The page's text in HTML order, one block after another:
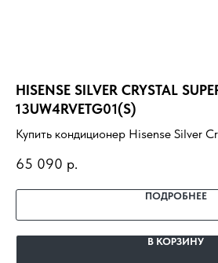
HISENSE SILVER CRYSTAL
13UW4RVETG01(S)
Купить кондиционер Hisense Silver
помещение, доставка,
гарантия.
65 090 р.
ПОДРОБНЕЕ
В КОРЗИНУ